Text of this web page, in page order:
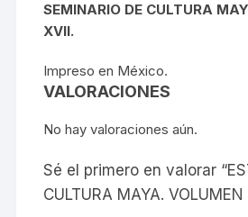
SEMINARIO DE CULTURA
XVII.
Impreso en México.
VALORACIONES
No hay valoraciones aún.
Sé el primero en valorar
CULTURA MAYA. VOLUMEN